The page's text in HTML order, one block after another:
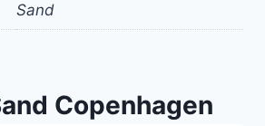
Sand
Copenhagen